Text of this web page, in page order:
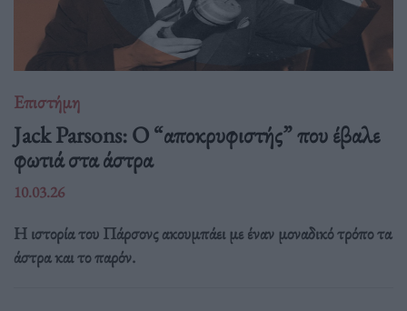
Επιστήμη
Jack Parsons: O “αποκρυφιστής” που έβαλε
φωτιά στα άστρα
10.03.26
Η ιστορία του Πάρσονς ακουμπάει με έναν μοναδικό τρόπο τα
άστρα και το παρόν.